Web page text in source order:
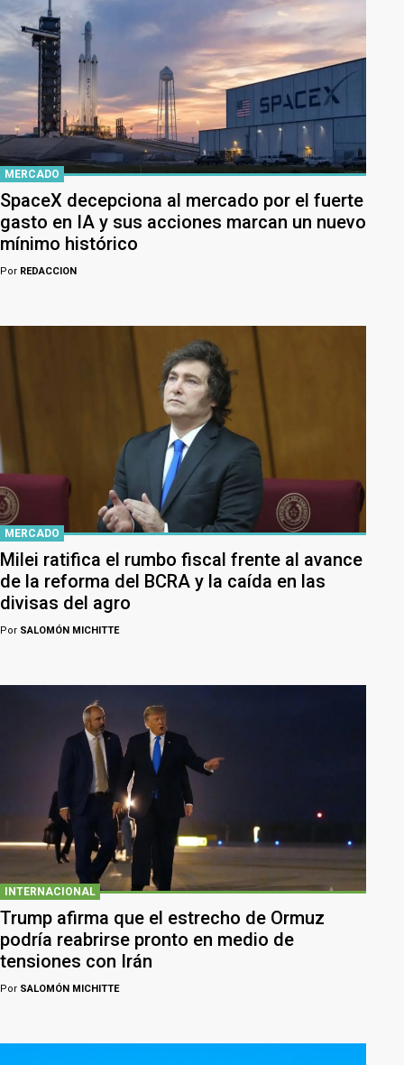
MERCADO
SpaceX decepciona al mercado por el fuerte
gasto en IA y sus acciones marcan un nuevo
mínimo histórico
Por REDACCION
MERCADO
Milei ratifica el rumbo fiscal frente al avance
de la reforma del BCRA y la caída en las
divisas del agro
Por SALOMÓN MICHITTE
INTERNACIONAL
Trump afirma que el estrecho de Ormuz
podría reabrirse pronto en medio de
tensiones con Irán
Por SALOMÓN MICHITTE